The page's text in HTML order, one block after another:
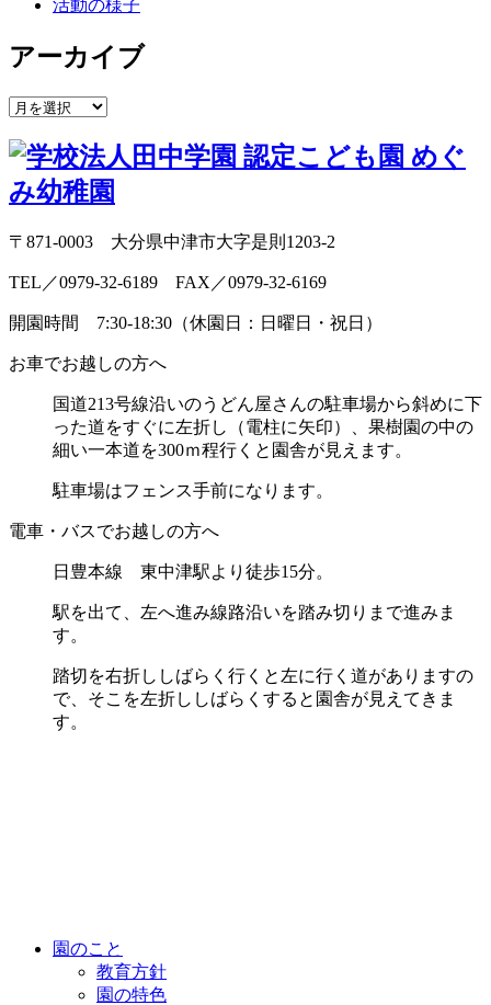
活動の様子
アーカイブ
〒871-0003 大分県中津市大字是則1203-2
TEL／0979-32-6189 FAX／0979-32-6169
開園時間 7:30-18:30（休園日：日曜日・祝日）
お車でお越しの方へ
国道213号線沿いのうどん屋さんの駐車場から斜めに下
った道をすぐに左折し（電柱に矢印）、 果樹園の中の
細い一本道を300ｍ程行くと園舎が見えます。
駐車場はフェンス手前になります。
電車・バスでお越しの方へ
日豊本線 東中津駅より徒歩15分。
駅を出て、左へ進み線路沿いを踏み切りまで進みま
す。
踏切を右折ししばらく行くと左に行く道がありますの
で、 そこを左折ししばらくすると園舎が見えてきま
す。
園のこと
教育方針
園の特色